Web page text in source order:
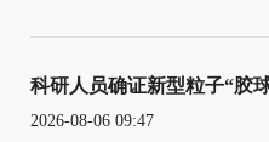
科研人员确证新型粒子“胶
2026-08-06 09:47